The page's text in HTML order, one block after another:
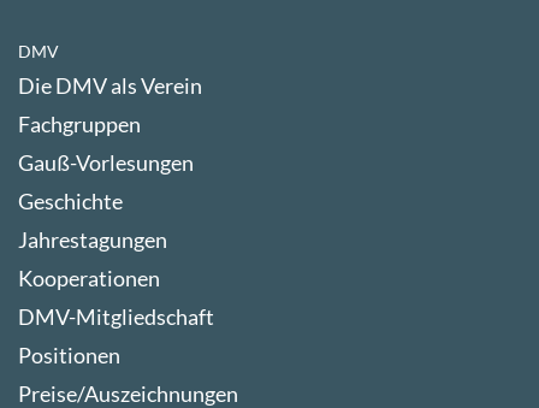
DMV
Die DMV als Verein
Fachgruppen
Gauß-Vorlesungen
Geschichte
Jahrestagungen
Kooperationen
DMV-Mitgliedschaft
Positionen
Preise/Auszeichnungen